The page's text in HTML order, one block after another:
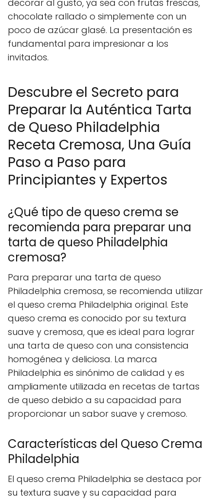
decorar al gusto, ya sea con frutas frescas,
chocolate rallado o simplemente con un
poco de azúcar glasé. La presentación es
fundamental para impresionar a los
invitados.
Descubre el Secreto para
Preparar la Auténtica Tarta
de Queso Philadelphia
Receta Cremosa, Una Guía
Paso a Paso para
Principiantes y Expertos
¿Qué tipo de queso crema se
recomienda para preparar una
tarta de queso Philadelphia
cremosa?
Para preparar una tarta de queso
Philadelphia cremosa, se recomienda utilizar
el queso crema Philadelphia original. Este
queso crema es conocido por su textura
suave y cremosa, que es ideal para lograr
una tarta de queso con una consistencia
homogénea y deliciosa. La marca
Philadelphia es sinónimo de calidad y es
ampliamente utilizada en recetas de tartas
de queso debido a su capacidad para
proporcionar un sabor suave y cremoso.
Características del Queso Crema
Philadelphia
El queso crema Philadelphia se destaca por
su textura suave y su capacidad para